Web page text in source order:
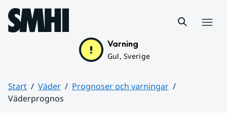
Hoppa till sidans innehåll
Varning
Gul, Sverige
Start Väder
Prognoser och varningar
Väderprognos